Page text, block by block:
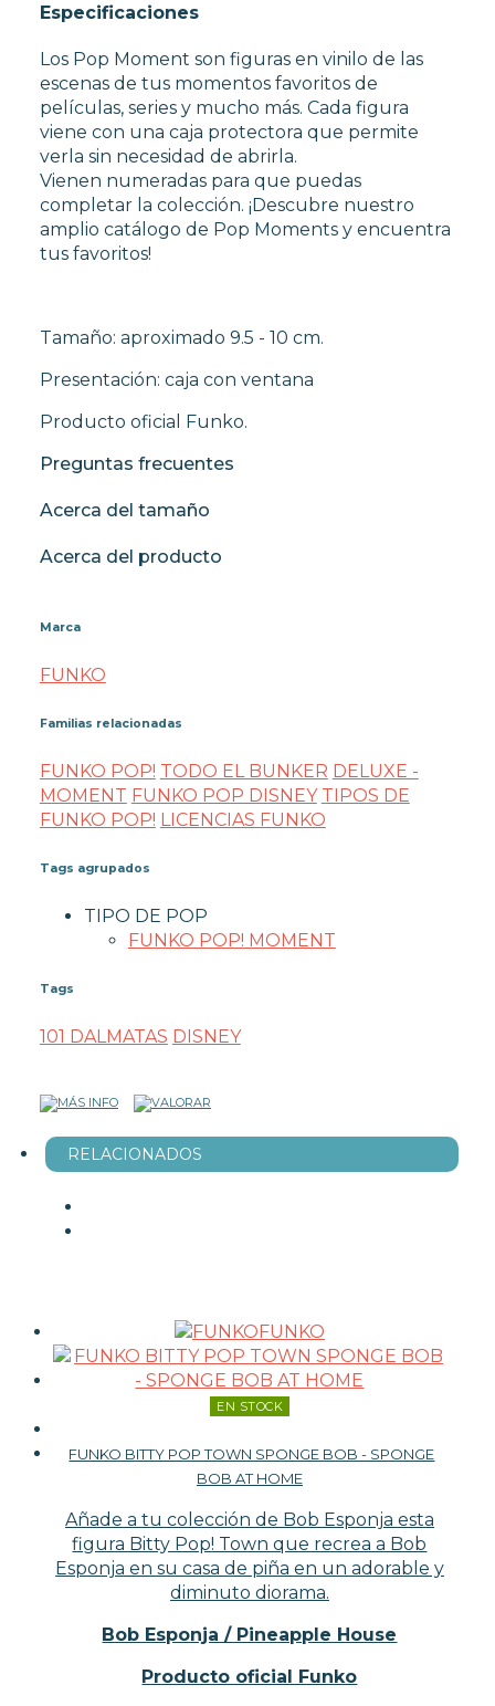
Especificaciones
Los Pop Moment son figuras en vinilo de las
escenas de tus momentos favoritos de
películas, series y mucho más. Cada figura
viene con una caja protectora que permite
verla sin necesidad de abrirla.
Vienen numeradas para que puedas
completar la colección. ¡Descubre nuestro
amplio catálogo de Pop Moments y encuentra
tus favoritos!
Tamaño: aproximado 9.5 - 10 cm.
Presentación: caja con ventana
Producto oficial Funko.
Preguntas frecuentes
Acerca del tamaño
Acerca del producto
Marca
FUNKO
Familias relacionadas
FUNKO POP! TODO EL BUNKER DELUXE -
MOMENT FUNKO POP DISNEY TIPOS DE
FUNKO POP! LICENCIAS FUNKO
Tags agrupados
TIPO DE POP
FUNKO POP! MOMENT
Tags
101 DALMATAS DISNEY
RELACIONADOS
FUNKO
EN STOCK
FUNKO BITTY POP TOWN SPONGE BOB - SPONGE
BOB AT HOME
Añade a tu colección de Bob Esponja esta
figura Bitty Pop! Town que recrea a Bob
Esponja en su casa de piña en un adorable y
diminuto diorama.
Bob Esponja / Pineapple House
Producto oficial Funko